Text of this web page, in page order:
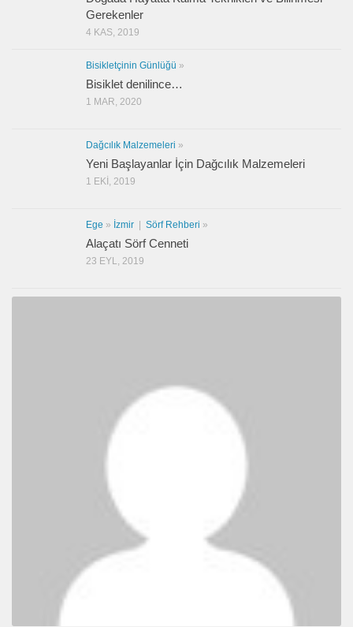
Gerekenler
4 KAS, 2019
Bisikletçinin Günlüğü »
Bisiklet denilince…
1 MAR, 2020
Dağcılık Malzemeleri »
Yeni Başlayanlar İçin Dağcılık Malzemeleri
1 EKI, 2019
Ege » İzmir Sörf Rehberi »
Alaçatı Sörf Cenneti
23 EYL, 2019